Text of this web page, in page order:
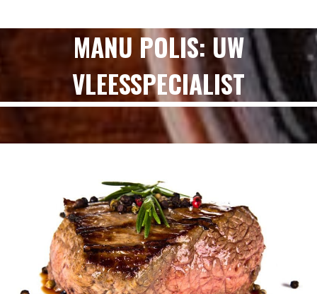
MANU POLIS: UW
VLEESSPECIALIST